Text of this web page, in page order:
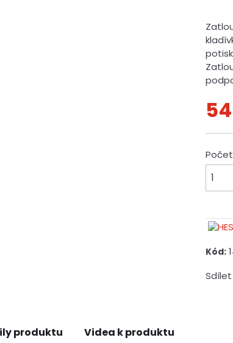
Počet
Kód:
Sdílet
produktu Videa k produktu